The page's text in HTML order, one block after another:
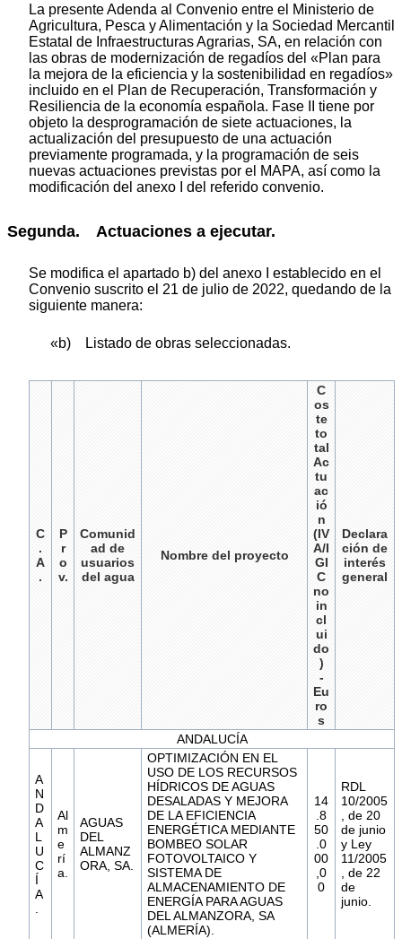
La presente Adenda al Convenio entre el Ministerio de
Agricultura, Pesca y Alimentación y la Sociedad Mercantil
Estatal de Infraestructuras Agrarias, SA, en relación con
las obras de modernización de regadíos del «Plan para
la mejora de la eficiencia y la sostenibilidad en regadíos»
incluido en el Plan de Recuperación, Transformación y
Resiliencia de la economía española. Fase II tiene por
objeto la desprogramación de siete actuaciones, la
actualización del presupuesto de una actuación
previamente programada, y la programación de seis
nuevas actuaciones previstas por el MAPA, así como la
modificación del anexo I del referido convenio.
Segunda. Actuaciones a ejecutar.
Se modifica el apartado b) del anexo I establecido en el
Convenio suscrito el 21 de julio de 2022, quedando de la
siguiente manera:
«b) Listado de obras seleccionadas.
C
.
A
.
P
r
o
v.
Comunid
ad de
usuarios
del agua
Nombre del proyecto
C
os
te
to
tal
Ac
tu
ac
ió
n
(IV
A/I
GI
C
no
in
cl
ui
do
)
-
Eu
ro
s
Declara
ción de
interés
general
ANDALUCÍA
A
N
D
A
L
U
C
Í
A
Al
m
e
rí
a.
AGUAS
DEL
ALMANZ
ORA, SA.
OPTIMIZACIÓN EN EL
USO DE LOS RECURSOS
HÍDRICOS DE AGUAS
DESALADAS Y MEJORA
DE LA EFICIENCIA
ENERGÉTICA MEDIANTE
BOMBEO SOLAR
FOTOVOLTAICO Y
SISTEMA DE
ALMACENAMIENTO DE
ENERGÍA PARA AGUAS
DEL ALMANZORA, SA
(ALMERÍA).
14
.8
50
.0
00
,0
0
RDL
10/2005
, de 20
de junio
y Ley
11/2005
, de 22
de
junio.